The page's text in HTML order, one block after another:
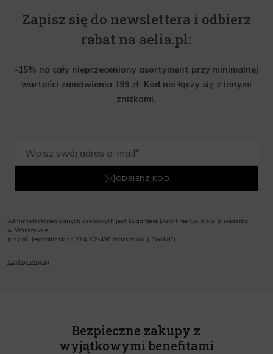
Zapisz się do newslettera i odbierz
rabat na aelia.pl:
-15% na cały nieprzeceniony asortyment przy minimalnej
wartości zamówienia 199 zł. Kod nie łączy się z innymi
zniżkami.
ODBIERZ KOD
Administratorem danych osobowych jest Lagardere Duty Free Sp. z o.o. z siedzibą
w Warszawie,
przy al. Jerozolimskich 174, 02-486 Warszawa („Spółka”)
o.o. informacji handlowych, w tym newslettera, informacji o promocjach i
Czytaj więcej
Bezpieczne zakupy z
wyjątkowymi benefitami